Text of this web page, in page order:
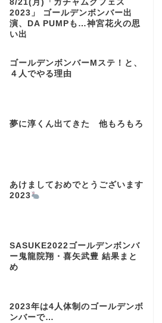
8/21(月)「ガチャムクフェス
2023」 ゴールデンボンバー出
演、DA PUMPも…神宮花火の思
い出
ゴールデンボンバーMステ！と、
４人でやる理由
夢に淳くん出てきた 他もろもろ
あけましておめでとうございます
2023
SASUKE2022ゴールデンボンバ
ー鬼龍院翔・喜矢武豊 結果まと
め
2023年は4人体制のゴールデンボ
ンバーで…